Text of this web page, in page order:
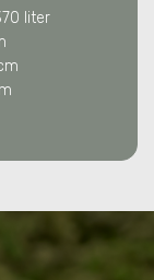
liter